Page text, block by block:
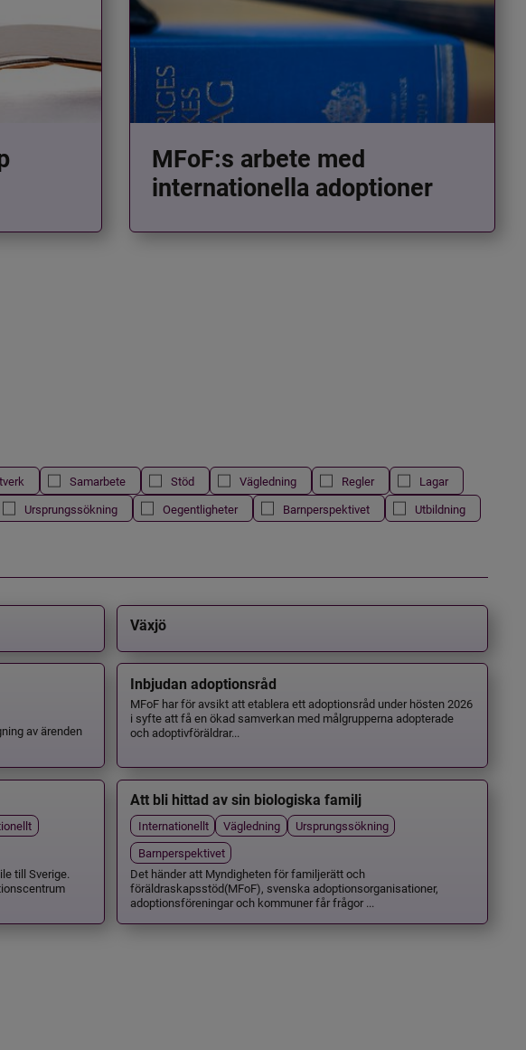
MFoF:s arbete med
internationella adoptioner
Samarbete Stöd Vägledning Regler
Lagar
Ursprungssökning Oegentligheter Barnperspektivet
Utbildning
Växjö
av ärenden
Inbjudan adoptionsråd
MFoF har för avsikt att etablera ett adoptionsråd under hösten 2026
i syfte att få en ökad samverkan med målgrupperna adopterade
och adoptivföräldrar...
till Sverige.
Att bli hittad av sin biologiska familj
Internationellt Vägledning
Ursprungssökning
Barnperspektivet
Det händer att Myndigheten för familjerätt och
föräldraskapsstöd(MFoF), svenska adoptionsorganisationer,
adoptionsföreningar och kommuner får frågor ...